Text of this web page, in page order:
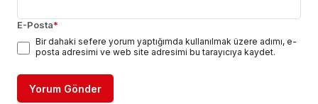
E-Posta*
Bir dahaki sefere yorum yaptığımda kullanılmak üzere adımı, e-
posta adresimi ve web site adresimi bu tarayıcıya kaydet.
Yorum Gönder